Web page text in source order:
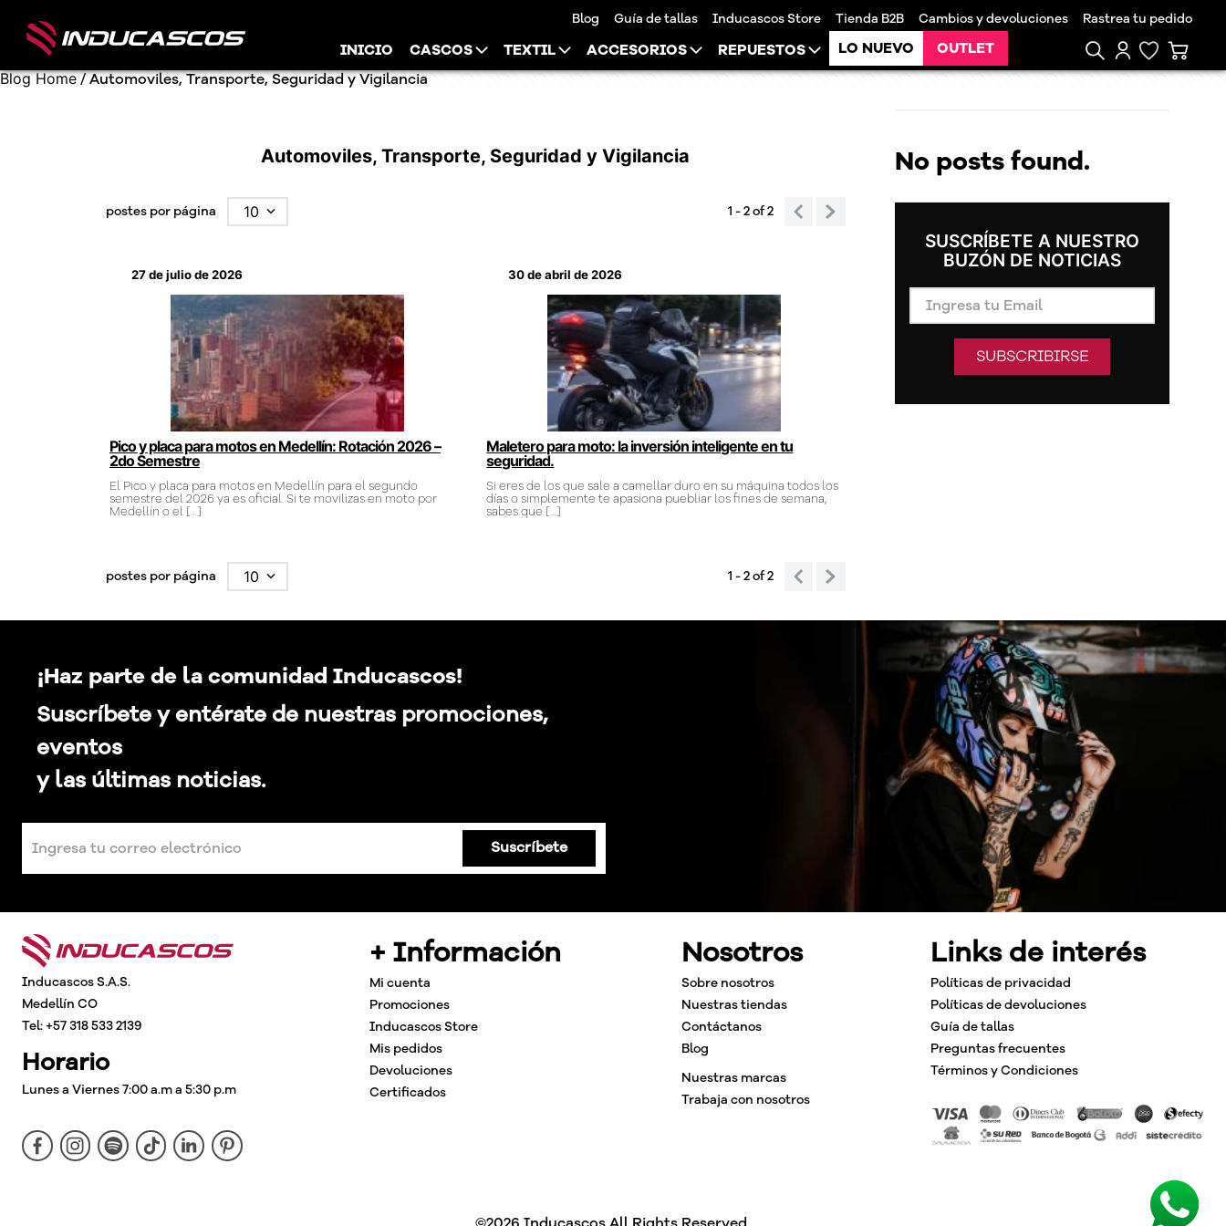
Blog Guía de tallas Inducascos Store Tienda B2B Cambios y devoluciones Rastrea tu pedido
INICIO CASCOS TEXTIL ACCESORIOS REPUESTOS LO NUEVO OUTLET
Blog Home/Automoviles, Transporte, Seguridad y Vigilancia
Automoviles, Transporte, Seguridad y Vigilancia
postes por página 10 1 - 2of2
27 de julio de 2026
Pico y placa para motos en Medellín: Rotación 2026 –
2do Semestre
El Pico y placa para motos en Medellín para el segundo
semestre del 2026 ya es oficial. Si te movilizas en moto por
Medellín o el[…]
30 de abril de 2026
Maletero para moto: la inversión inteligente en tu
seguridad.
Si eres de los que sale a camellar duro en su máquina todos los
días o simplemente te apasiona puebliar los fines de semana,
sabes que […]
postes por página 10 1 - 2of2
No posts found.
SUSCRÍBETE A NUESTRO
BUZÓN DE NOTICIAS
SUBSCRIBIRSE
¡Haz parte de la comunidad Inducascos!
Suscríbete y entérate de nuestras promociones,
eventos
y las últimas noticias.
Suscríbete
Inducascos S.A.S.
Medellín CO
Tel: +57 318 533 2139
Horario
Lunes a Viernes 7:00 a.m a 5:30 p.m
+ Información
Mi cuenta
Promociones
Inducascos Store
Mis pedidos
Devoluciones
Certificados
Nosotros
Sobre nosotros
Nuestras tiendas
Contáctanos
Blog
Nuestras marcas
Trabaja con nosotros
Links de interés
Políticas de privacidad
Políticas de devoluciones
Guía de tallas
Preguntas frecuentes
Términos y Condiciones